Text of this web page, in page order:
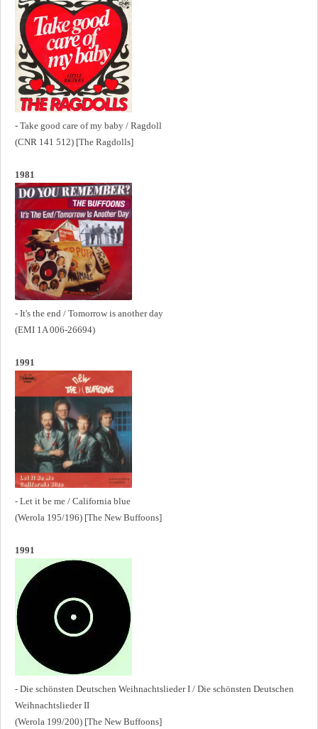
- Take good care of my baby / Ragdoll
(CNR 141 512) [The Ragdolls]
1981
- It's the end / Tomorrow is another day
(EMI 1A 006-26694)
1991
- Let it be me / California blue
(Werola 195/196) [The New Buffoons]
1991
- Die schönsten Deutschen Weihnachtslieder I / Die schönsten Deutschen
Weihnachtslieder II
(Werola 199/200) [The New Buffoons]